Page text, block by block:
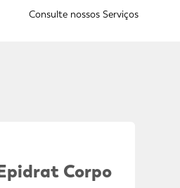
Consulte nossos Serviços
Corpo